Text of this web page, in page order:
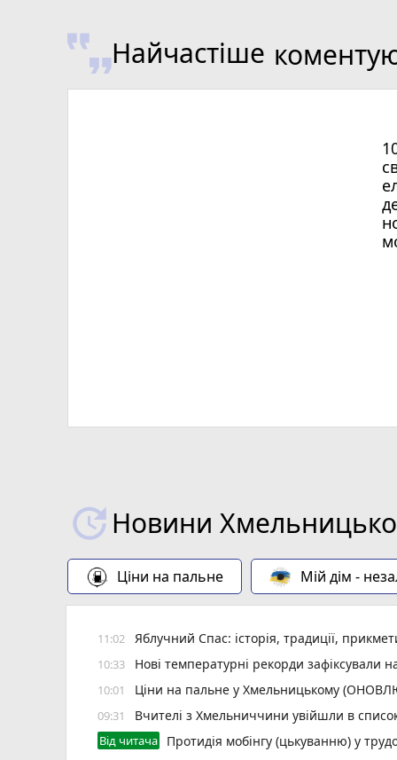
Найчастіше
Новини
Ціни на пальне Мій дім -
11:02 Яблучний Спас: історія, традиції,
10:33 Нові температурні рекорди зафіксували
10:01 Ціни на пальне у Хмельницькому
09:31 Вчителі з Хмельниччини увійшли в
Від читача
Протидія мобінгу (цькуванню) у